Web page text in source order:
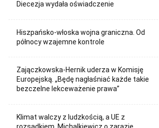
Diecezja wydała oświadczenie
Hiszpańsko-włoska wojna graniczna. Od
północy wzajemne kontrole
Zajączkowska-Hernik uderza w Komisję
Europejską. „Będę nagłaśniać każde takie
bezczelne lekceważenie prawa”
Klimat walczy z ludzkością, a UE z
rozsądkiem. Michalkiewicz o zarazie